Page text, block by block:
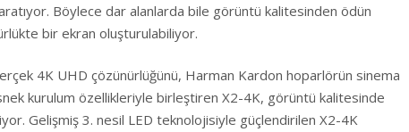
Böylece dar alanlarda bile görüntü kalitesinden ödün
bir ekran oluşturulabiliyor.
4K UHD çözünürlüğünü, Harman Kardon hoparlörün sinema
kurulum özellikleriyle birleştiren X2-4K, görüntü kalitesinde
Gelişmiş 3. nesil LED teknolojisiyle güçlendirilen X2-4K